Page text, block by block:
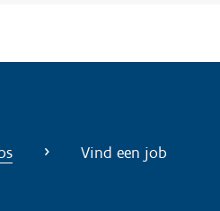
Vind een job